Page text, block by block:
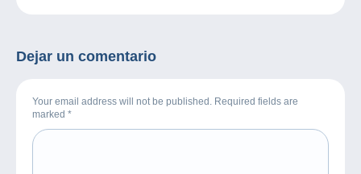
Dejar un comentario
Your email address will not be published. Required fields are
marked *